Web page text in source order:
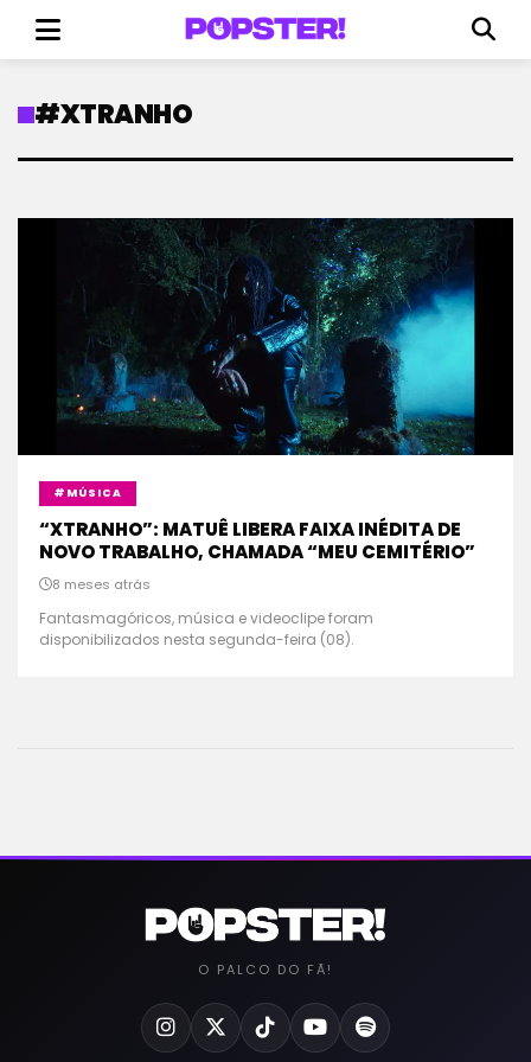
#XTRANHO
#MÚSICA
“XTRANHO”: MATUÊ LIBERA FAIXA INÉDITA DE
NOVO TRABALHO, CHAMADA “MEU CEMITÉRIO”
8 meses atrás
Fantasmagóricos, música e videoclipe foram
disponibilizados nesta segunda-feira (08).
O PALCO DO FÃ!